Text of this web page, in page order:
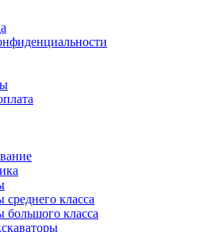
среднего класса
большого класса